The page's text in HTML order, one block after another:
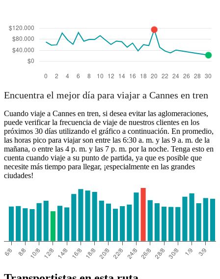
Encuentra el mejor día para viajar a Cannes en tren
Cuando viaje a Cannes en tren, si desea evitar las aglomeraciones,
puede verificar la frecuencia de viaje de nuestros clientes en los
próximos 30 días utilizando el gráfico a continuación. En promedio,
las horas pico para viajar son entre las 6:30 a. m. y las 9 a. m. de la
mañana, o entre las 4 p. m. y las 7 p. m. por la noche. Tenga esto en
cuenta cuando viaje a su punto de partida, ya que es posible que
necesite más tiempo para llegar, ¡especialmente en las grandes
ciudades!